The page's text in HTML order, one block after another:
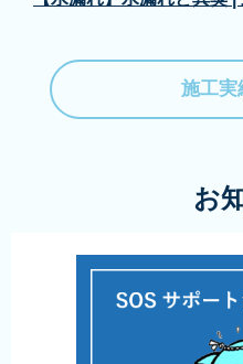
施工実
お